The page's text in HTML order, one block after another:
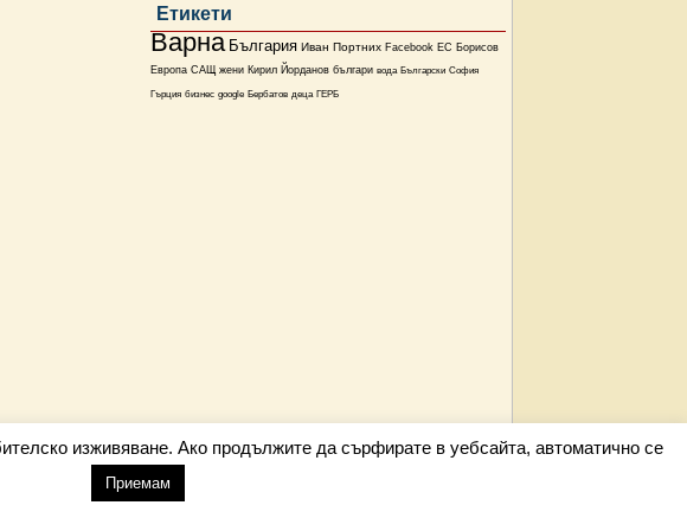
Етикети
Варна България Иван Портних Facebook ЕС Борисов
Европа САЩ жени Кирил Йорданов българи вода Български София
Гърция бизнес google Бербатов деца ГЕРБ
изживяване. Ако продължите да сърфирате в уебсайта, автоматично се
Приемам